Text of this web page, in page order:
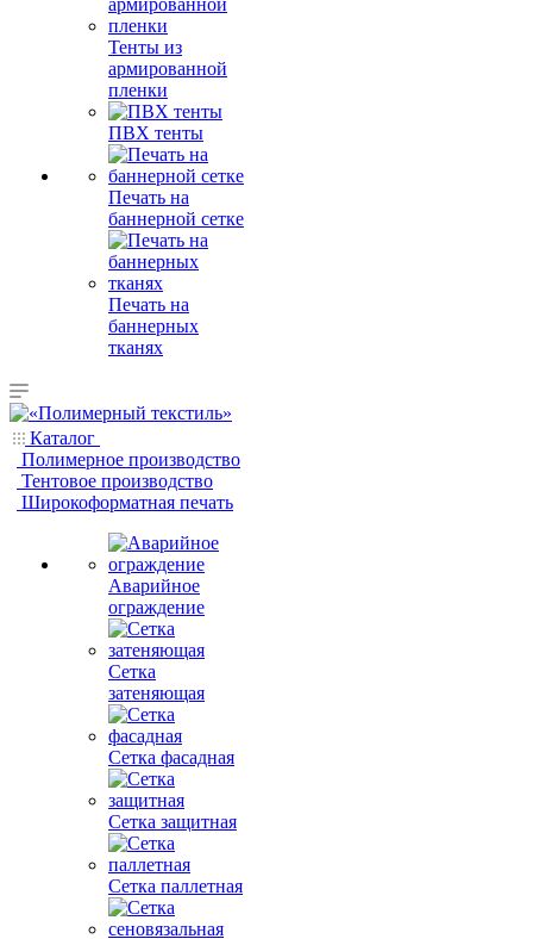
Тенты из
армированной
пленки
ПВХ тенты
Печать на
баннерной сетке
Печать на
баннерных
тканях
Каталог
Полимерное производство
Тентовое производство
Широкоформатная печать
Аварийное
ограждение
Сетка
затеняющая
Сетка фасадная
Сетка защитная
Сетка паллетная